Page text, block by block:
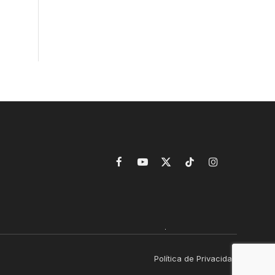
FacebookYouTube
X
TikTokInstagram
Política de Privacidad